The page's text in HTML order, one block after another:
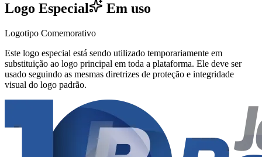
Logo Especial Em uso
Logotipo Comemorativo
Este logo especial está sendo utilizado temporariamente em
substituição ao logo principal em toda a plataforma. Ele deve ser
usado seguindo as mesmas diretrizes de proteção e integridade
visual do logo padrão.